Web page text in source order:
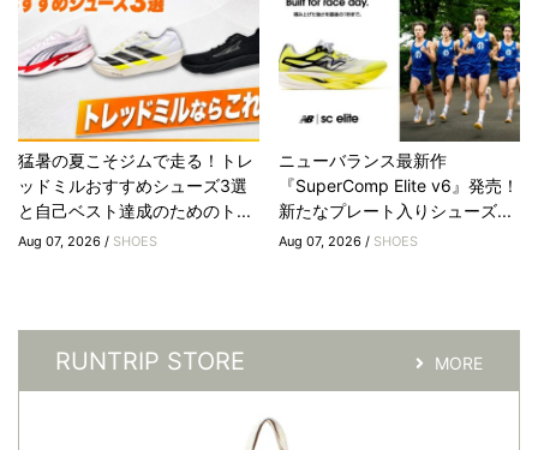
猛暑の夏こそジムで走る！トレ
ッドミルおすすめシューズ3選
と自己ベスト達成のためのト...
Aug 07, 2026 / SHOES
ニューバランス最新作
『SuperComp Elite v6』発売！
新たなプレート入りシューズ...
Aug 07, 2026 / SHOES
RUNTRIP STORE MORE